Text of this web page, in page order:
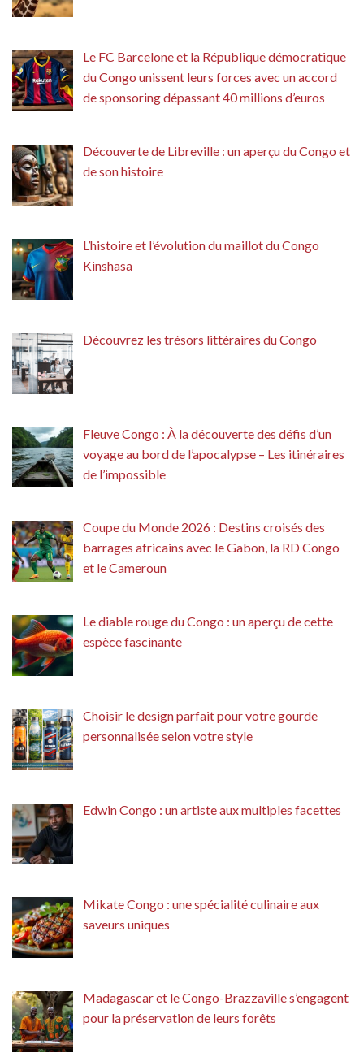
Le FC Barcelone et la République démocratique
du Congo unissent leurs forces avec un accord
de sponsoring dépassant 40 millions d’euros
Découverte de Libreville : un aperçu du Congo et
de son histoire
L’histoire et l’évolution du maillot du Congo
Kinshasa
Découvrez les trésors littéraires du Congo
Fleuve Congo : À la découverte des défis d’un
voyage au bord de l’apocalypse – Les itinéraires
de l’impossible
Coupe du Monde 2026 : Destins croisés des
barrages africains avec le Gabon, la RD Congo
et le Cameroun
Le diable rouge du Congo : un aperçu de cette
espèce fascinante
Choisir le design parfait pour votre gourde
personnalisée selon votre style
Edwin Congo : un artiste aux multiples facettes
Mikate Congo : une spécialité culinaire aux
saveurs uniques
Madagascar et le Congo-Brazzaville s’engagent
pour la préservation de leurs forêts